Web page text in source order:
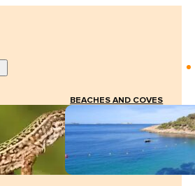
BEACHES AND COVES